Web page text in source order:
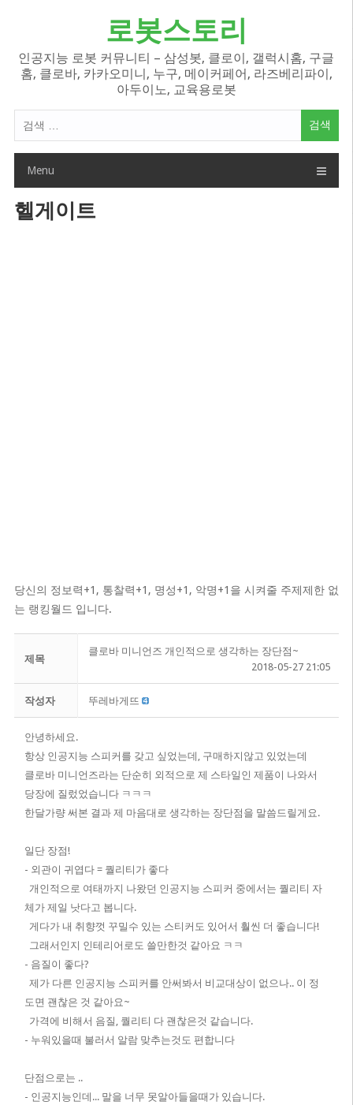
로봇스토리
인공지능 로봇 커뮤니티 – 삼성봇, 클로이, 갤럭시홈, 구글
홈, 클로바, 카카오미니, 누구, 메이커페어, 라즈베리파이,
아두이노, 교육용로봇
색
Menu
헬게이트
당신의 정보력+1, 통찰력+1, 명성+1, 악명+1을 시켜줄 주제제한 없
는 랭킹월드 입니다.
제목
클로바 미니언즈 개인적으로 생각하는 장단점~
2018-05-27 21:05
작성자 뚜레바게뜨
안녕하세요.
항상 인공지능 스피커를 갖고 싶었는데, 구매하지않고 있었는데
클로바 미니언즈라는 단순히 외적으로 제 스타일인 제품이 나와서
당장에 질렀었습니다 ㅋㅋㅋ
한달가량 써본 결과 제 마음대로 생각하는 장단점을 말씀드릴게요.
일단 장점!
- 외관이 귀엽다 = 퀄리티가 좋다
개인적으로 여태까지 나왔던 인공지능 스피커 중에서는 퀄리티 자
체가 제일 낫다고 봅니다.
게다가 내 취향껏 꾸밀수 있는 스티커도 있어서 훨씬 더 좋습니다!
그래서인지 인테리어로도 쓸만한것 같아요 ㅋㅋ
- 음질이 좋다?
제가 다른 인공지능 스피커를 안써봐서 비교대상이 없으나.. 이 정
도면 괜찮은 것 같아요~
가격에 비해서 음질, 퀄리티 다 괜찮은것 같습니다.
- 누워있을때 불러서 알람 맞추는것도 편합니다
단점으로는 ..
- 인공지능인데... 말을 너무 못알아들을때가 있습니다.